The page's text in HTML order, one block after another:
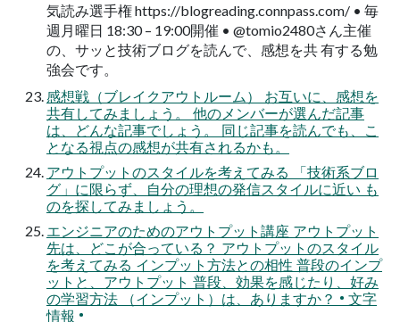
気読み選手権 https://blogreading.connpass.com/ • 毎
週月曜日 18:30 – 19:00開催 • @tomio2480さん主催
の、サッと技術ブログを読んで、感想を共 有する勉
強会です。
感想戦（ブレイクアウトルーム） お互いに、感想を
共有してみましょう。 他のメンバーが選んだ記事
は、どんな記事でしょう。 同じ記事を読んでも、こ
となる視点の感想が共有されるかも。
アウトプットのスタイルを考えてみる 「技術系ブロ
グ」に限らず、自分の理想の発信スタイルに近い も
のを探してみましょう。
エンジニアのためのアウトプット講座 アウトプット
先は、どこが合っている？ アウトプットのスタイル
を考えてみる インプット方法との相性 普段のインプ
ットと、アウトプット 普段、効果を感じたり、好み
の学習方法 （インプット）は、ありますか？ • 文字
情報 •